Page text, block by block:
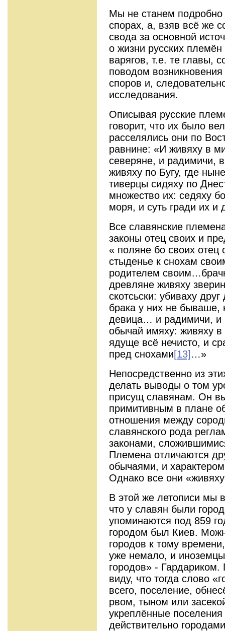
Мы не станем подробно
спорах, а, взяв всё же
свода за основной
о жизни русских
варягов, т.е. те главы,
поводом
споров и,
исследования.
Описывая русские
говорит, что их было
расселялись они по
равнине: «И живяху в
северяне, и радимичи,
живяху по Бугу, где
тиверцы сидяху по
множество их: седяху
моря, и суть гради их и
Все славянские
законы отец своих и
« поляне бо своих отец
стыденье к снохам
родителем
древляне живяху
скотсьски: убиваху
брака у них не бываше,
девица… и радимичи, и
обычай имяху: живяху в
ядуще всё нечисто, и
пред снохами[13] …»
Непосредственно из
делать выводы о том
присущ славянам. Он
примитивным в плане
отношения между
славянского рода
законами,
Племена отличаются
обычаями, и
Однако все они
В этой же летописи мы
что у славян были
упоминаются под 859
городом был Киев.
городов к тому
уже немало, и
городов» -
виду, что тогда слово
всего, поселение,
рвом, тыном или
укреплённые
действительно городами